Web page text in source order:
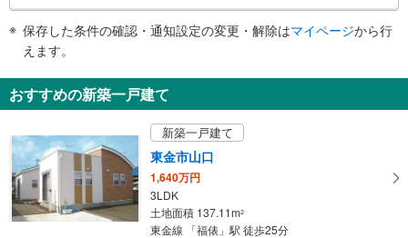
知
を
け
取
る
・
条
保存した条件の確認・通知設定の変更・解除はマイページから行
えます。
おすすめの新築一戸建て
新築一戸建て
東金市山口
1,640万円
3LDK
土地面積 137.11m2
東金線 「福俵」駅 徒歩25分